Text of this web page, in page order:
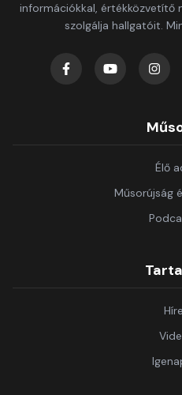
információkkal, értékközvetítő
szolgálja hallgatóit.
Élő
Műsorújság